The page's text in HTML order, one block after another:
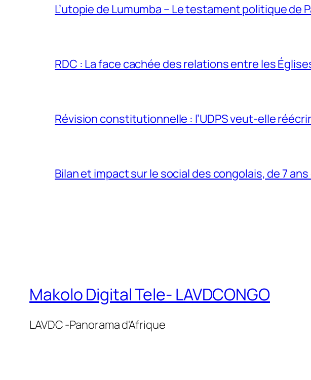
L’utopie de Lumumba – Le testament politique
RDC : La face cachée des relations entre les
Révision constitutionnelle : l’UDPS veut-elle
Bilan et impact sur le social des congolais, de 7
Makolo Digital Tele- LAVDCONGO
LAVDC -Panorama d'Afrique